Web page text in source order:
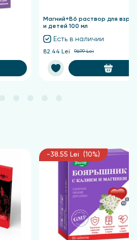
материалов 250 мл.
Магний+В6 раствор для
и детей 100 мл
Есть в наличии
82.44 Lei 96.99 Lei
-38.55 Lei (10%)